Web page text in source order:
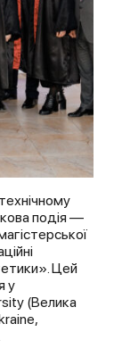
подія —
Цей
у
(Велика